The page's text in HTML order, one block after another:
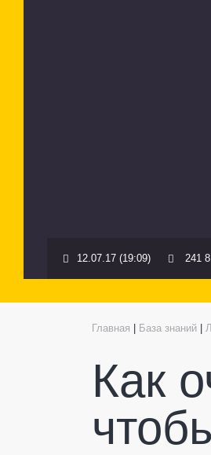
12.07.17 (19:09) 241
Главная База знаний
Как